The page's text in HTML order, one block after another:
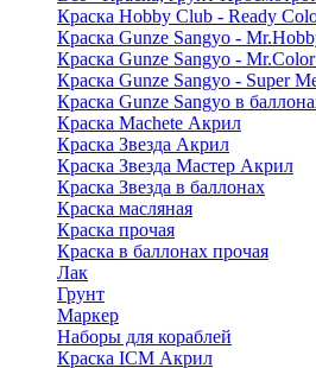
Краска Hobby Club - Ready
Краска Gunze Sangyo -
Краска Gunze Sangyo -
Краска Gunze Sangyo - Super
Краска Gunze Sangyo в
Краска Machete Акрил
Краска Звезда Акрил
Краска Звезда Мастер Акрил
Краска Звезда в баллонах
Краска масляная
Краска прочая
Краска в баллонах прочая
Лак
Грунт
Маркер
Наборы для кораблей
Краска ICM Акрил